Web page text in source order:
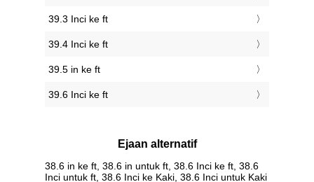
39.3 Inci ke ft
39.4 Inci ke ft
39.5 in ke ft
39.6 Inci ke ft
Ejaan alternatif
38.6 in ke ft, 38.6 in untuk ft, 38.6 Inci ke ft, 38.6
Inci untuk ft, 38.6 Inci ke Kaki, 38.6 Inci untuk Kaki